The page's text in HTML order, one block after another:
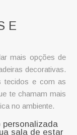
E
mais opções de
decorativas.
tecidos e com as
te chamam mais
no ambiente.
personalizada
sala de estar